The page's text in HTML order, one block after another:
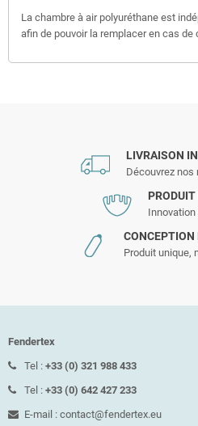
La chambre à air polyuréthane est
afin de pouvoir la remplacer en cas de
LIVRAISON
Découvrez nos
CONCEPTION
Produit unique,
Fendertex
Tel : +33 (0) 321 988 433
Tel : +33 (0) 642 427 233
E-mail : contact@fendertex.eu